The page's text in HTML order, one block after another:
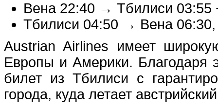
Вена 22:40 → Тбилиси 03:55
Тбилиси 04:50 → Вена 06:30,
Austrian Airlines имеет
Европы и Америки. Благодаря
билет из Тбилиси с
города, куда летает